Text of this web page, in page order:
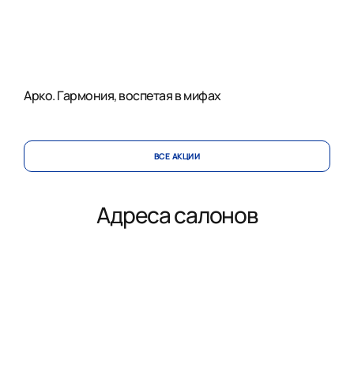
Арко. Гармония, воспетая в мифах
ВСЕ АКЦИИ
Адреса салонов